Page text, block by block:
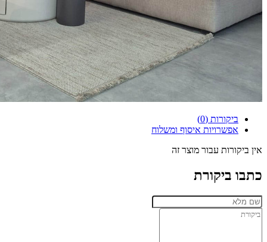
ביקורות (0)
אפשרויות איסוף ומשלוח
אין ביקורות עבור מוצר זה
כתבו ביקורת